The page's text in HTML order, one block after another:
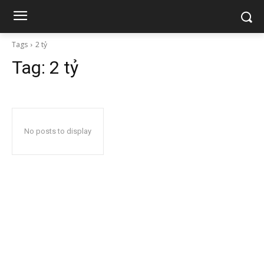
Tags 2 tỷ
Tag: 2 tỷ
No posts to display